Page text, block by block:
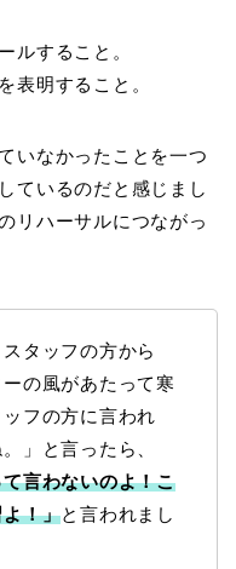
ルすること。
表明すること。
いなかったことを一つ
ているのだと感じまし
リハーサルにつながっ
タッフの方から
ーの風があたって寒
フの方に言われ
」と言ったら、
言わないのよ！こ
！」と言われまし